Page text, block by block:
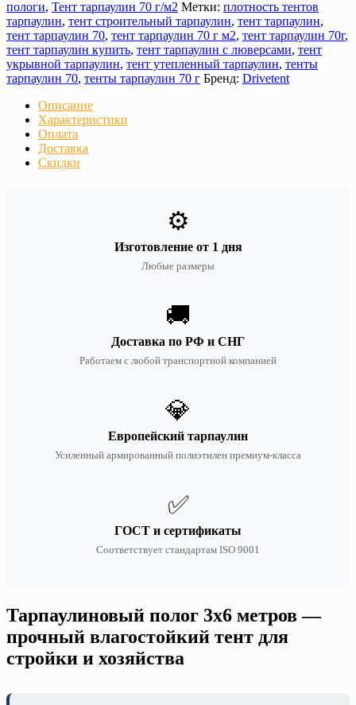
пологи, Тент тарпаулин 70 г/м2 Метки: плотность тентов
тарпаулин, тент строительный тарпаулин, тент тарпаулин,
тент тарпаулин 70, тент тарпаулин 70 г м2, тент тарпаулин 70г,
тент тарпаулин купить, тент тарпаулин с люверсами, тент
укрывной тарпаулин, тент утепленный тарпаулин, тенты
тарпаулин 70, тенты тарпаулин 70 г Бренд: Drivetent
Описание
Характеристики
Оплата
Доставка
Скидки
⚙️
Изготовление от 1 дня
Любые размеры
🚚
Доставка по РФ и СНГ
Работаем с любой транспортной компанией
💎
Европейский тарпаулин
Усиленный армированный полиэтилен премиум-класса
✅
ГОСТ и сертификаты
Соответствует стандартам ISO 9001
Тарпаулиновый полог 3х6 метров —
прочный влагостойкий тент для
стройки и хозяйства